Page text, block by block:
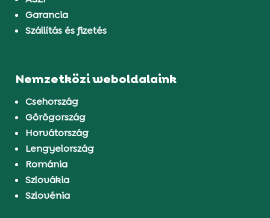
Garancia
Szállítás és fizetés
Nemzetközi weboldalaink
Csehország
Görögország
Horvátország
Lengyelország
Románia
Szlovákia
Szlovénia